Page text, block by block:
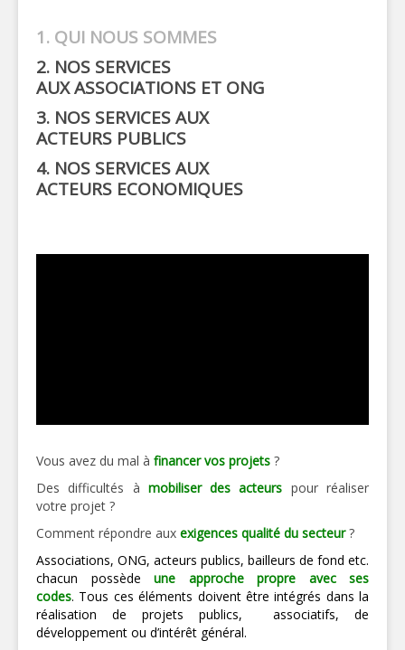
QUI NOUS SOMMES
NOS SERVICES
AUX ASSOCIATIONS ET ONG
NOS SERVICES AUX
ACTEURS PUBLICS
NOS SERVICES AUX
ACTEURS ECONOMIQUES
Vous avez du mal à financer vos projets ?
Des difficultés à mobiliser des acteurs pour réaliser
votre projet ?
Comment répondre aux exigences qualité du secteur?
Associations, ONG, acteurs publics, bailleurs de fond etc.
chacun possède une approche propre avec ses
codes. Tous ces éléments doivent êtreintégrés dans la
réalisation de projets publics, associatifs, de
développement ou d’intérêt général.